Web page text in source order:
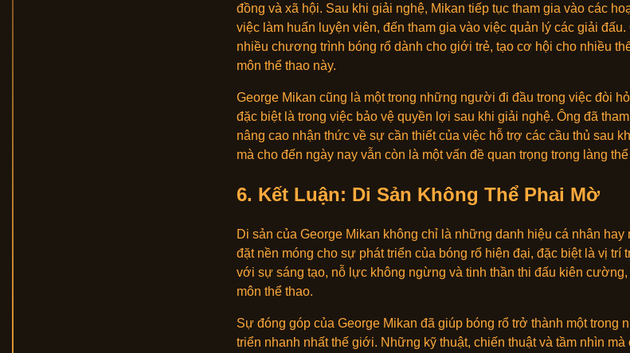
đồng và xã hội. Sau khi giải nghệ, Mikan tiếp tục tham gia vào các
việc làm huấn luyện viên, đến tham gia vào việc quản lý các giải
nhiều chương trình bóng rổ dành cho giới trẻ, tạo cơ hội cho nhiều
môn thể thao này.
George Mikan cũng là một trong những người đi đầu trong việc đòi
đặc biệt là trong việc bảo vệ quyền lợi sau khi giải nghệ. Ông đã
nâng cao nhận thức về sự cần thiết của việc hỗ trợ các cầu thủ sau
mà cho đến ngày nay vẫn còn là một vấn đề quan trọng trong làng thể
6. Kết Luận: Di Sản Không Thể Phai Mờ
Di sản của George Mikan không chỉ là những danh hiệu cá nhân
đặt nền móng cho sự phát triển của bóng rổ hiện đại, đặc biệt là vị trí
với sự sáng tạo, nỗ lực không ngừng và tinh thần thi đấu kiên cường,
môn thể thao.
Sự đóng góp của George Mikan đã giúp bóng rổ trở thành một trong
triển nhanh nhất thế giới. Những kỹ thuật, chiến thuật và tầm nhìn